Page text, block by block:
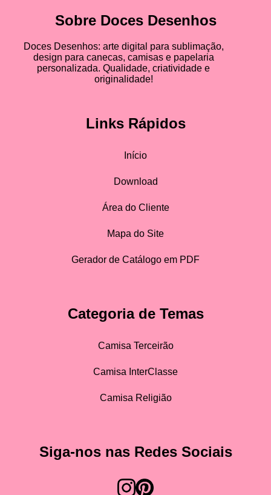
Sobre Doces Desenhos
Doces Desenhos: arte digital para sublimação,
design para canecas, camisas e papelaria
personalizada. Qualidade, criatividade e
originalidade!
Links Rápidos
Início
Download
Área do Cliente
Mapa do Site
Gerador de Catálogo em PDF
Categoria de Temas
Camisa Terceirão
Camisa InterClasse
Camisa Religião
Siga-nos nas Redes Sociais